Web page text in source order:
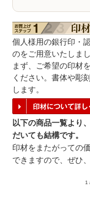
個人様用の銀行印・
のをご用意いたしまし
まず、ご希望の印材を
ください。書体や彫
します。
以下の商品一覧より
だいても結構です。
印材をまたがっての
できますので、ぜひ
1